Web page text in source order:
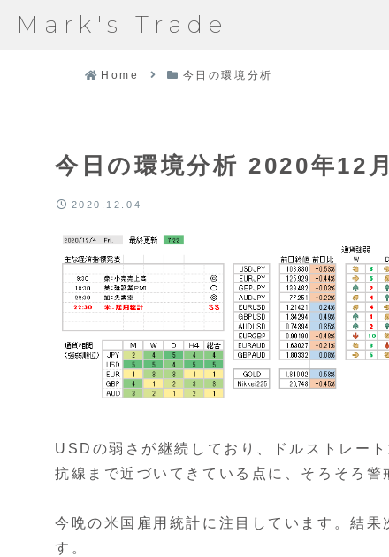
Mark's Trade
Home 今日の環境分析
今日の環境分析 2020年12
2020.12.04
USDの弱さが継続しており、ドルストレー
抗線まで近づいてきている点に、そろそろ警
今晩の米国雇用統計に注目しています。結
す。